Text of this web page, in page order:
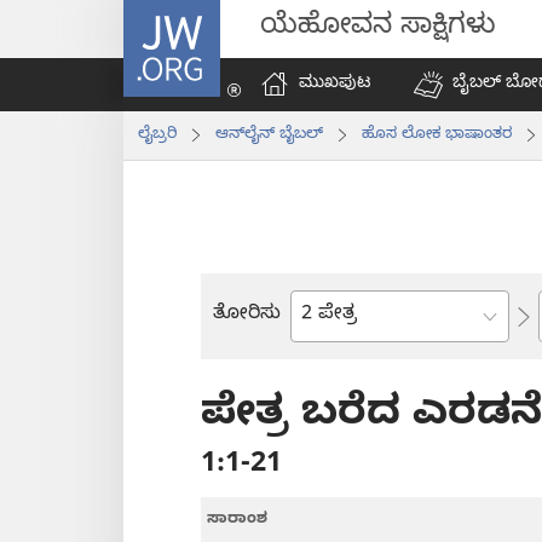
JW.ORG ಯೆಹೋವನ ಸಾಕ್ಷಿಗಳು
ಮುಖಪುಟ
ಬೈಬಲ್‌
ಲೈಬ್ರರಿ ಆನ್‌ಲೈನ್‌ ಬೈಬಲ್‌ ಹೊಸ ಲೋಕ ಭಾಷಾಂತರ
ತೋರಿಸು
ಬೈಬಲ್
ಪೇತ್ರ ಬರೆದ
1:1-21
ಸಾರಾಂಶ